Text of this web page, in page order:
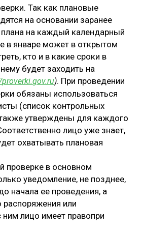
Так как плановые
на основании заранее
на каждый календарный
в январе может в открытом
кто и в какие сроки в
будет заходить на
proverki.gov.ru). При проведении
обязаны использоваться
(список контрольных
утверждены для каждого
лицо уже знает,
охватывать плановая
проверке в основном
уведомление, не позднее,
начала ее проведения, а
распоряжения или
ним лицо имеет правопри